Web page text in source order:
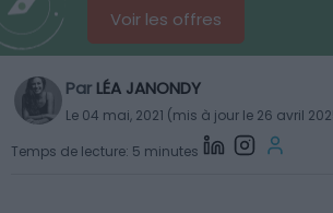
Voir les offres
Par LÉA JANONDY
Le 04 mai, 2021 (mis à jour le 26 avril
Temps de lecture: 5 minutes